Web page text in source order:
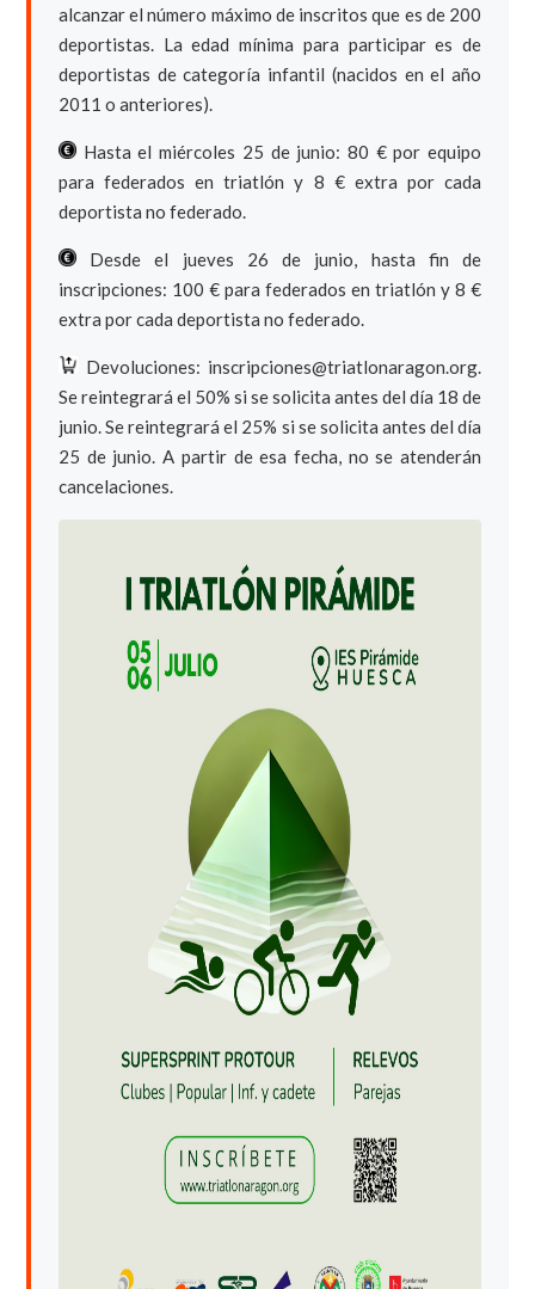
alcanzar el número máximo de inscritos que es de 200
deportistas. La edad mínima para participar es de
deportistas de categoría infantil (nacidos en el año
2011 o anteriores).
Hasta el miércoles 25 de junio: 80 € por equipo
para federados en triatlón y 8 € extra por cada
deportista no federado.
Desde el jueves 26 de junio, hasta fin de
inscripciones: 100 € para federados en triatlón y 8 €
extra por cada deportista no federado.
Devoluciones: inscripciones@triatlonaragon.org.
Se reintegrará el 50% si se solicita antes del día 18 de
junio. Se reintegrará el 25% si se solicita antes del día
25 de junio. A partir de esa fecha, no se atenderán
cancelaciones.